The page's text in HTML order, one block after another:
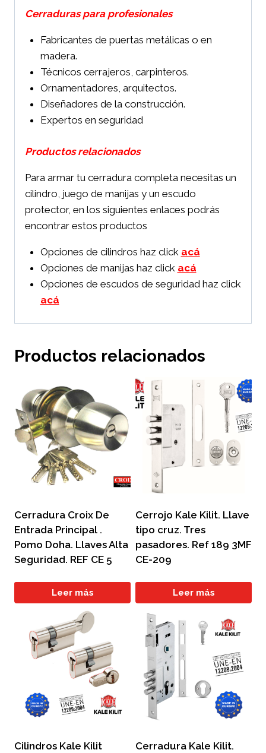
Cerraduras para profesionales
Fabricantes de puertas metálicas o en
madera.
Técnicos cerrajeros, carpinteros.
Ornamentadores, arquitectos.
Diseñadores de la construcción.
Expertos en seguridad
Productos relacionados
Para armar tu cerradura completa necesitas un
cilindro, juego de manijas y un escudo
protector, en los siguientes enlaces podrás
encontrar estos productos
Opciones de cilindros haz click acá
Opciones de manijas haz click acá
Opciones de escudos de seguridad haz click
acá
Productos relacionados
Cerradura Croix De
Entrada Principal .
Pomo Doha. Llaves Alta
Seguridad. REF CE 5
Leer más
Cerrojo Kale Kilit. Llave
tipo cruz. Tres
pasadores. Ref 189 3MF
CE-209
Leer más
Cilindros Kale Kilit
Cerradura Kale Kilit.